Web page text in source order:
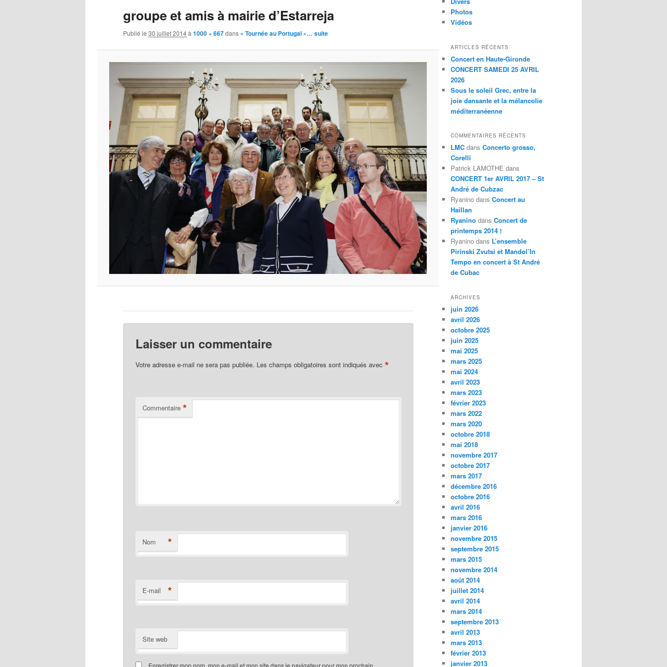
groupe et amis à mairie d’Estarreja
Publié le 30 juillet 2014à 1000 × 667dans « Tournée au Portugal »… suite
Laisser un commentaire
Votre adresse e-mail ne sera pas publiée. Les champs obligatoires sont indiqués avec*
Commentaire *
Nom *
E-mail *
Site web
Enregistrer mon nom, mon e-mail et mon site dans le navigateur pour mon prochain
Photos
Vidéos
ARTICLES RÉCENTS
Concert en Haute-Gironde
CONCERT SAMEDI 25 AVRIL
2026
Sous le soleil Grec, entre la
joie dansante et la mélancolie
méditerranéenne
COMMENTAIRES RÉCENTS
LMC dans Concerto grosso,
Corelli
Patrick LAMOTHE dans
CONCERT 1er AVRIL 2017 – St
André de Cubzac
Ryanino dans Concert au
Haillan
Ryanino dans Concert de
printemps 2014 !
Ryanino dans L’ensemble
Pirinski Zvutsi et Mandol’In
Tempo en concert à St André
de Cubac
ARCHIVES
juin 2026
avril 2026
octobre 2025
juin 2025
mai 2025
mars 2025
mai 2024
avril 2023
mars 2023
février 2023
mars 2022
mars 2020
octobre 2018
mai 2018
novembre 2017
octobre 2017
mars 2017
décembre 2016
octobre 2016
avril 2016
mars 2016
janvier 2016
novembre 2015
septembre 2015
mars 2015
novembre 2014
août 2014
juillet 2014
avril 2014
mars 2014
septembre 2013
avril 2013
mars 2013
février 2013
janvier 2013